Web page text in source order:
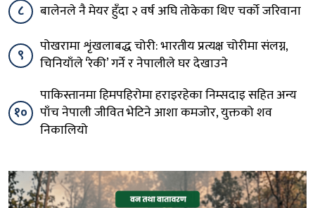
८
बालेनले नै मेयर हुँदा २ वर्ष अघि तोकेका थिए चर्को जरिवाना
९
पोखरामा शृंखलाबद्ध चोरी: भारतीय प्रत्यक्ष चोरीमा संलग्न,
चिनियाँले ‘रेकी’ गर्ने र नेपालीले घर देखाउने
१०
पाकिस्तानमा हिमपहिरोमा हराइरहेका निम्सदाइ सहित अन्य
पाँच नेपाली जीवित भेटिने आशा कमजोर, युक्तको शव
निकालियो